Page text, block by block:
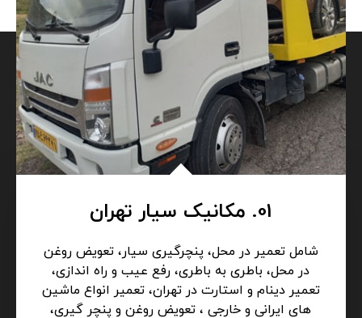
01. مکانیک سیار تهران
شامل تعمیر در محل، پنچرگیری سیار، تعویض روغن
در محل، باطری به باطری، رفع عیب و راه اندازی،
تعمیر دینام و استارت در تهران، تعمیر انواع ماشین
های ایرانی و خارجی ، تعویض روغن و پنچر گیری،